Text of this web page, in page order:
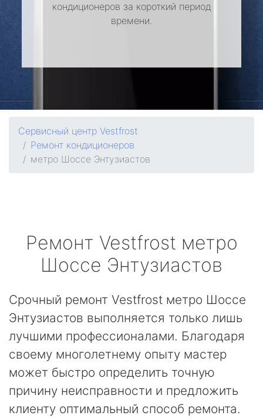
кондиционеров за короткий период
времени.
Сервисный центр Vestfrost
Ремонт кондиционеров
метро Шоссе Энтузиастов
Ремонт Vestfrost метро
Шоссе Энтузиастов
Срочный ремонт Vestfrost метро Шоссе
Энтузиастов выполняется только лишь
лучшими профессионалами. Благодаря
своему многолетнему опыту мастер
может быстро определить точную
причину неисправности и предложить
клиенту оптимальный способ ремонта.